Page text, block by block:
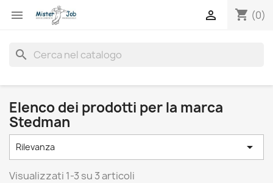
 shopping_cart (0)

search
Elenco dei prodotti per la marca
Stedman
Rilevanza 
Visualizzati 1-3 su 3 articoli